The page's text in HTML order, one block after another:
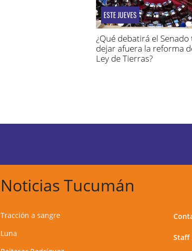
ESTE JUEVES
¿Qué debatirá el Senado
dejar afuera la reforma
Ley de Tierras?
Noticias Tucumán
Tracción a sangre
Luna
Staff